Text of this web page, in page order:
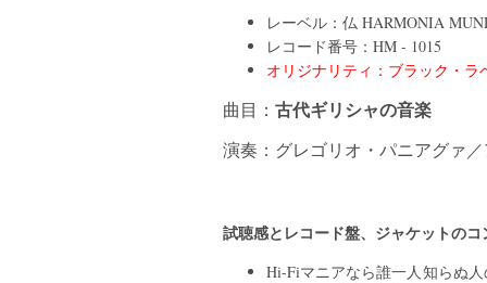
レーベル：仏 HARMONIA
レコード番号：HM - 1015
オリジナリティ：ブラック・ラ
曲目： 古代ギリシャの音楽
演奏：グレゴリオ・パニアグァ
試聴感とレコード盤、ジャケットのコ
Hi-Fiマニアなら誰一人知らぬ